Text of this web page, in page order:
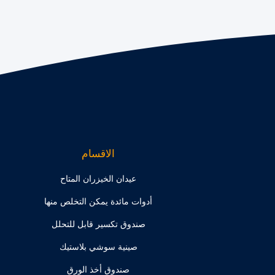
الاقسام
عيدان الخيزران المتاح
أدوات مائدة يمكن التخلص منها
صندوق تكسير قابل للتحلل
صينية سوشي بلاستيك
صندوق أخذ الورق